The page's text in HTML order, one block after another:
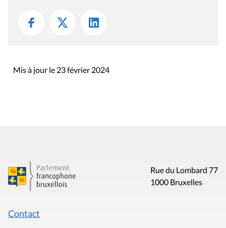
Mis à jour le 23 février 2024
Rue du Lombard 77
1000 Bruxelles
Contact